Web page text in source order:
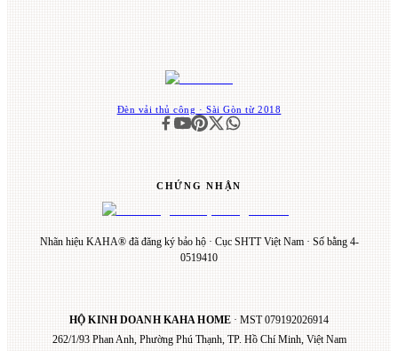
Đèn vải thủ công · Sài Gòn từ 2018
CHỨNG NHẬN
Nhãn hiệu KAHA® đã đăng ký bảo hộ · Cục SHTT Việt Nam · Số bằng 4-
0519410
HỘ KINH DOANH KAHA HOME· MST079192026914
262/1/93 Phan Anh, Phường Phú Thạnh, TP. Hồ Chí Minh, Việt Nam